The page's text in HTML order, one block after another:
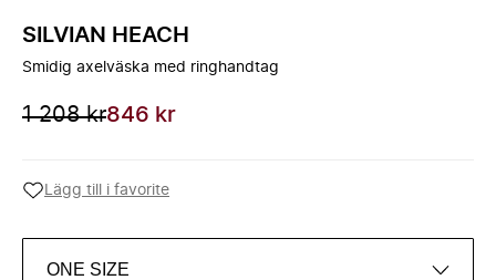
SILVIAN HEACH
Smidig axelväska med ringhandtag
1 208 kr846 kr
Lägg till i favorite
ONE SIZE